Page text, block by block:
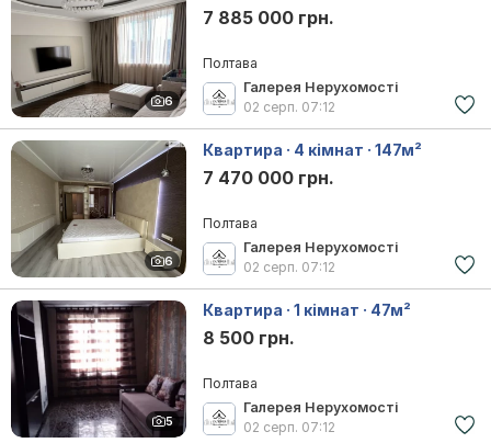
6
7 885 000 грн.
Полтава
Галерея Нерухомості
02 серп. 07:12
6
Квартира · 4 кімнат · 147м²
7 470 000 грн.
Полтава
Галерея Нерухомості
02 серп. 07:12
5
Квартира · 1 кімнат · 47м²
8 500 грн.
Полтава
Галерея Нерухомості
02 серп. 07:12